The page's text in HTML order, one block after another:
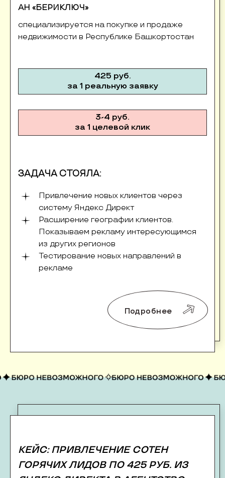
АН «БЕРИКЛЮЧ»
специализируется на покупке и продаже
недвижимости в Республике Башкортостан
425 руб.
за 1 реальную заявку
3-4 руб.
за 1 целевой клик
ЗАДАЧА СТОЯЛА:
Привлечение новых клиентов через
систему Яндекс Директ
Расширение географии клиентов.
Показываем рекламу интересующимся
из других регионов
Тестирование новых направлений в
рекламе
Подробнее
КЕЙС: ПРИВЛЕЧЕНИЕ СОТЕН
ГОРЯЧИХ ЛИДОВ ПО 425 РУБ. ИЗ